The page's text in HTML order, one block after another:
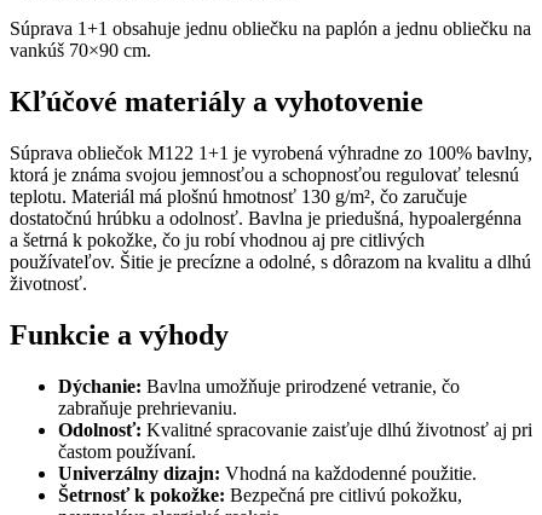
Súprava 1+1 obsahuje jednu obliečku na paplón a jednu obliečku na
vankúš 70×90 cm.
Kľúčové materiály a vyhotovenie
Súprava obliečok M122 1+1 je vyrobená výhradne zo 100% bavlny,
ktorá je známa svojou jemnosťou a schopnosťou regulovať telesnú
teplotu. Materiál má plošnú hmotnosť 130 g/m², čo zaručuje
dostatočnú hrúbku a odolnosť. Bavlna je priedušná, hypoalergénna
a šetrná k pokožke, čo ju robí vhodnou aj pre citlivých
používateľov. Šitie je precízne a odolné, s dôrazom na kvalitu a dlhú
životnosť.
Funkcie a výhody
Dýchanie: Bavlna umožňuje prirodzené vetranie, čo
zabraňuje prehrievaniu.
Odolnosť: Kvalitné spracovanie zaisťuje dlhú životnosť aj pri
častom používaní.
Univerzálny dizajn: Vhodná na každodenné použitie.
Šetrnosť k pokožke: Bezpečná pre citlivú pokožku,